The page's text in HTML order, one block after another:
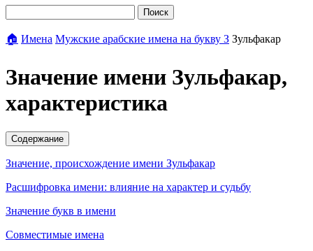
Поиск
🏠 Имена Мужские арабские имена на букву З Зульфакар
Значение имени Зульфакар,
характеристика
Содержание
Значение, происхождение имени Зульфакар
Расшифровка имени: влияние на характер и судьбу
Значение букв в имени
Совместимые имена